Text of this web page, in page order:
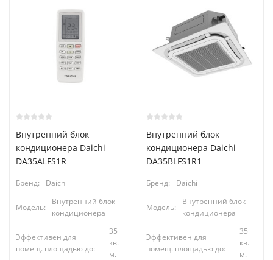
Внутренний блок
кондиционера Daichi
DA35ALFS1R
Бренд: Daichi
Модель:
Внутренний блок
кондиционера
Эффективен для
помещ. площадью до:
35
кв.
м.
Внутренний блок
кондиционера Daichi
DA35BLFS1R1
Бренд: Daichi
Модель:
Внутренний блок
кондиционера
Эффективен для
помещ. площадью до:
35
кв.
м.